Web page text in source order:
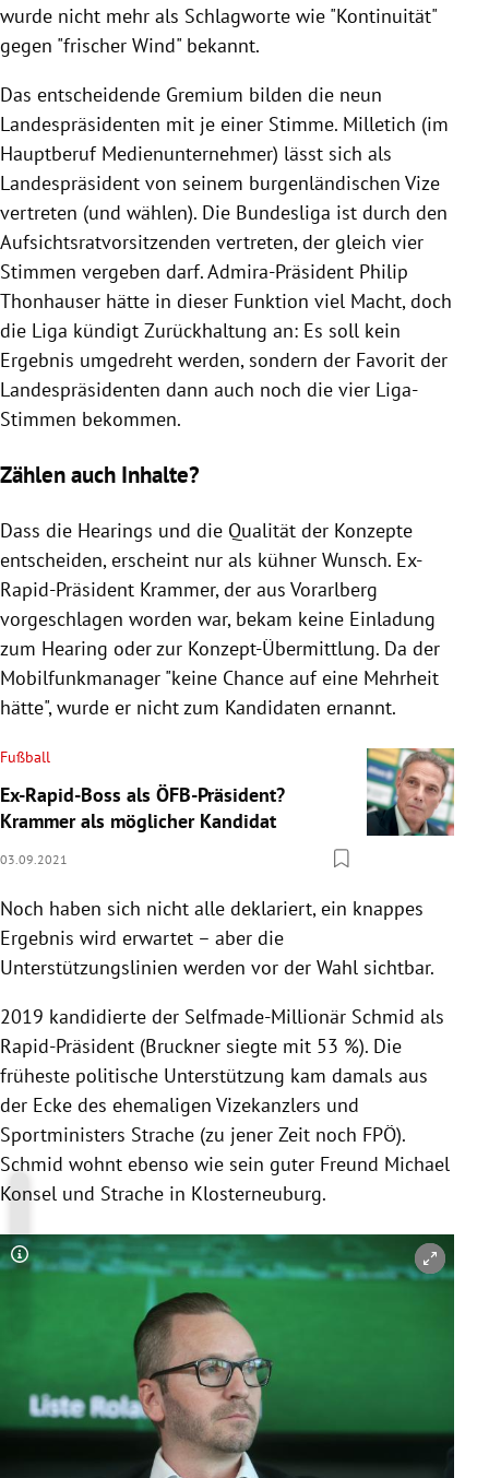
wurde nicht mehr als Schlagworte wie "Kontinuität"
gegen "frischer Wind" bekannt.
Das entscheidende Gremium bilden die neun
Landespräsidenten mit je einer Stimme. Milletich (im
Hauptberuf Medienunternehmer) lässt sich als
Landespräsident von seinem burgenländischen Vize
vertreten (und wählen). Die Bundesliga ist durch den
Aufsichtsratvorsitzenden vertreten, der gleich vier
Stimmen vergeben darf. Admira-Präsident Philip
Thonhauser hätte in dieser Funktion viel Macht, doch
die Liga kündigt Zurückhaltung an: Es soll kein
Ergebnis umgedreht werden, sondern der Favorit der
Landespräsidenten dann auch noch die vier Liga-
Stimmen bekommen.
Zählen auch Inhalte?
Dass die Hearings und die Qualität der Konzepte
entscheiden, erscheint nur als kühner Wunsch. Ex-
Rapid-Präsident Krammer, der aus Vorarlberg
vorgeschlagen worden war, bekam keine Einladung
zum Hearing oder zur Konzept-Übermittlung. Da der
Mobilfunkmanager "keine Chance auf eine Mehrheit
hätte", wurde er nicht zum Kandidaten ernannt.
Fußball
Ex-Rapid-Boss als ÖFB-Präsident?
Krammer als möglicher Kandidat
03.09.2021
Noch haben sich nicht alle deklariert, ein knappes
Ergebnis wird erwartet – aber die
Unterstützungslinien werden vor der Wahl sichtbar.
2019 kandidierte der Selfmade-Millionär Schmid als
Rapid-Präsident (Bruckner siegte mit 53 %). Die
früheste politische Unterstützung kam damals aus
der Ecke des ehemaligen Vizekanzlers und
Sportministers Strache (zu jener Zeit noch FPÖ).
Schmid wohnt ebenso wie sein guter Freund Michael
Konsel und Strache in Klosterneuburg.
Copyright-Hinweis öffnen/schließen